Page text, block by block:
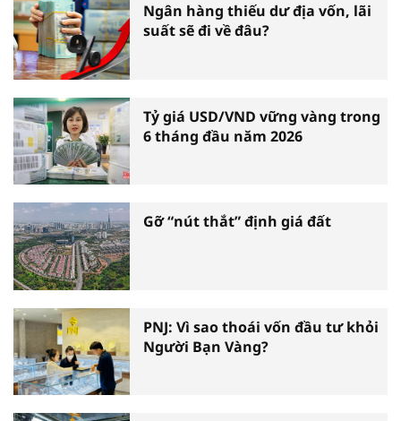
Ngân hàng thiếu dư địa vốn, lãi
suất sẽ đi về đâu?
Tỷ giá USD/VND vững vàng trong
6 tháng đầu năm 2026
Gỡ “nút thắt” định giá đất
PNJ: Vì sao thoái vốn đầu tư khỏi
Người Bạn Vàng?